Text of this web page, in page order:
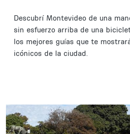
Descubrí Montevideo de una
sin esfuerzo arriba de una
los mejores guías que te
icónicos de la ciudad.